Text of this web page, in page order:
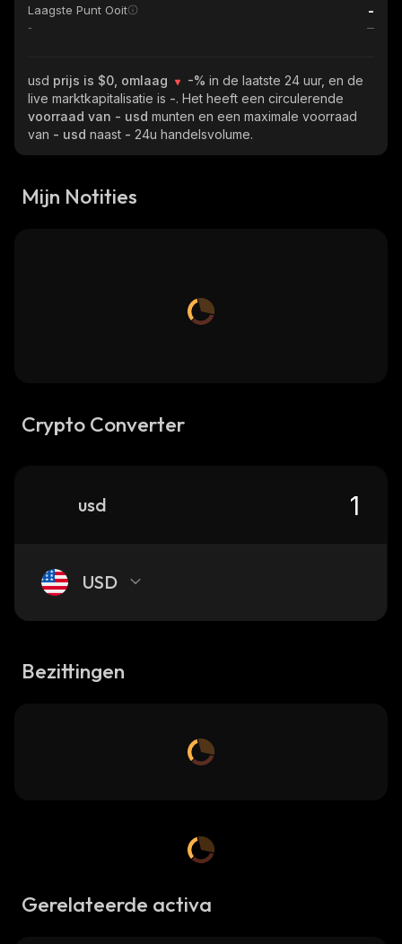
Laagste Punt Ooit -
-
usd prijs is $0, omlaag -% in de laatste 24 uur, en de
live marktkapitalisatie is -. Het heeft een circulerende
voorraad van - usd munten en een maximale voorraad
van - usd naast - 24u handelsvolume.
Mijn Notities
Crypto Converter
usd
USD
Bezittingen
Gerelateerde activa